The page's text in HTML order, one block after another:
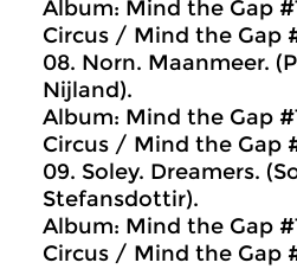
Album: Mind the Gap
Circus / Mind the Gap
08. Norn. Maanmeer.
Nijland).
Album: Mind the Gap
Circus / Mind the Gap
09. Soley. Dreamers.
Stefansdottir).
Album: Mind the Gap
Circus / Mind the Gap